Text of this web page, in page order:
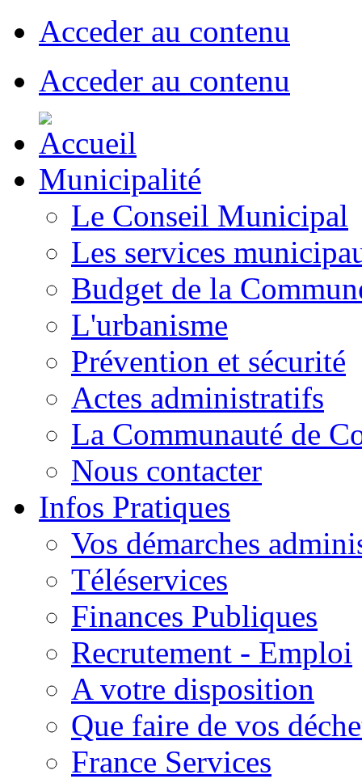
Acceder au contenu
Acceder au contenu
Municipalité
Le Conseil Municipal
Les services
Budget de la
L'urbanisme
Prévention et sécurité
Actes administratifs
La Communauté de
Nous contacter
Infos Pratiques
Vos démarches
Téléservices
Finances Publiques
Recrutement - Emploi
A votre disposition
Que faire de vos
France Services